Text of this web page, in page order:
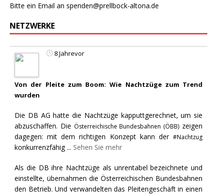
Bitte ein Email an spenden@prellbock-altona.de
NETZWERKE
8 Jahrevor
Von der Pleite zum Boom: Wie Nachtzüge zum Trend
wurden
Die DB AG hatte die Nachtzüge kapputtgerechnet, um sie
abzuschaffen. Die Österreichische Bundesbahnen (ÖBB) zeigen
dagegen: mit dem richtigen Konzept kann der #Nachtzug
konkurrenzfähig ... Sehen Sie mehr
Als die DB ihre Nachtzüge als unrentabel bezeichnete und
einstellte, übernahmen die Österreichischen Bundesbahnen
den Betrieb. Und verwandelten das Pleitengeschäft in einen